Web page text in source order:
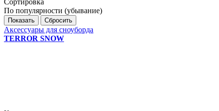
По популярности (убывание)
Сбросить
Аксессуары для сноуборда
TERROR SNOW